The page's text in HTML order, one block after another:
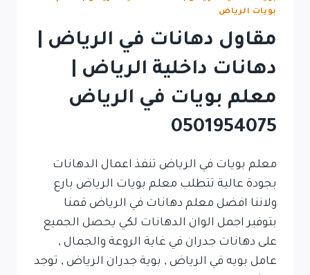
بويات الرياض
مقاول دهانات في الرياض |
دهانات داخلية الرياض |
معلم بويات في الرياض
0501954075
معلم بويات في الرياض تنفذ اعمال الدهانات
بجودة عالية تتطلب معلم بويات الرياض بارع
ولاننا افضل معلم دهانات في الرياض قمنا
بتوفير اجمل الوان الدهانات لكي يحصل الجميع
على دهانات جدران في غاية الروعة والجمال ,
عامل بويه في الرياض , بوية جدران الرياض , توجد